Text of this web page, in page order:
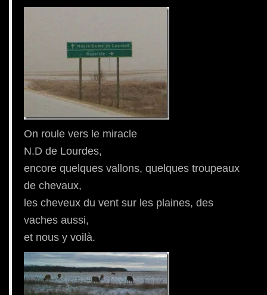
On roule vers le miracle
N.D de Lourdes,
encore quelques vallons, quelques troupeaux
de chevaux,
les cheveux du vent sur les plaines, des
vaches aussi,
et nous y voilà.